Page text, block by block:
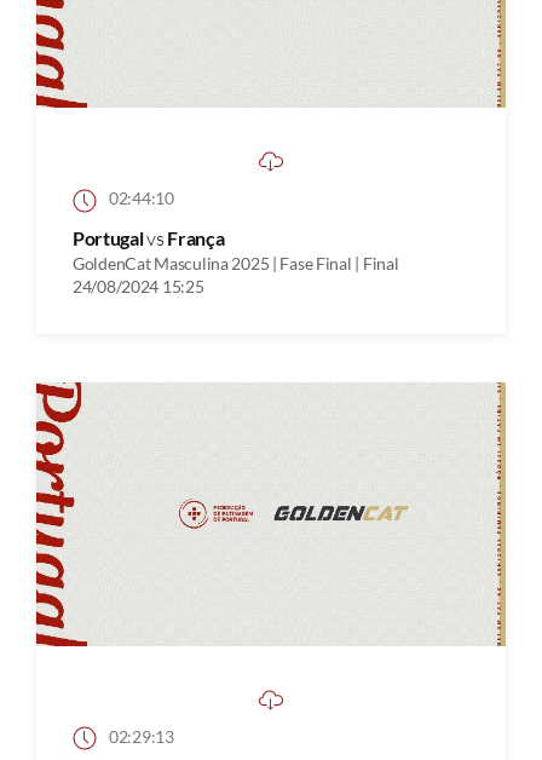
02:44:10
Portugalvs França
GoldenCat Masculina 2025 | Fase Final | Final
24/08/2024 15:25
02:29:13